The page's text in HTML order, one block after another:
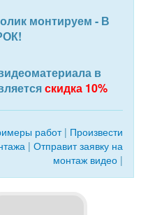
монтируем - В
в
скидка 10%
работ| Произвести
| Отправит заявку на
монтаж видео |